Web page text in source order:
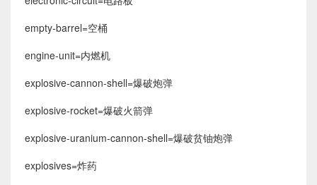
empty-barrel=空桶
engine-unit=内燃机
explosive-cannon-shell=爆破炮弹
explosive-rocket=爆破火箭弹
explosive-uranium-cannon-shell=爆破贫铀炮弹
explosives=炸药